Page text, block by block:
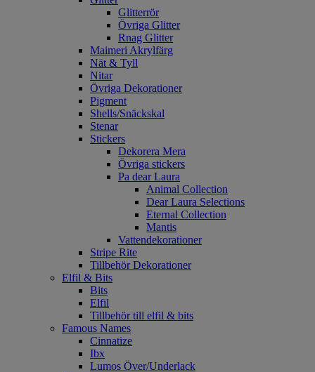
Glitterrör
Övriga Glitter
Rnag Glitter
Maimeri Akrylfärg
Nät & Tyll
Nitar
Övriga Dekorationer
Pigment
Shells/Snäckskal
Stenar
Stickers
Dekorera Mera
Övriga stickers
Pa dear Laura
Animal Collection
Dear Laura Selections
Eternal Collection
Mantis
Vattendekorationer
Stripe Rite
Tillbehör Dekorationer
Elfil & Bits
Bits
Elfil
Tillbehör till elfil & bits
Famous Names
Cinnatize
Ibx
Lumos Över/Underlack